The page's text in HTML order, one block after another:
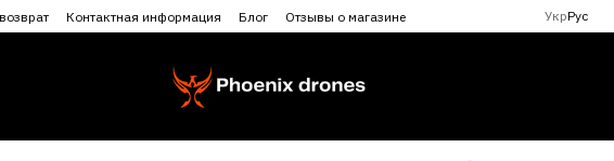
Контактная информация Блог
Отзывы о магазине
УкрРус